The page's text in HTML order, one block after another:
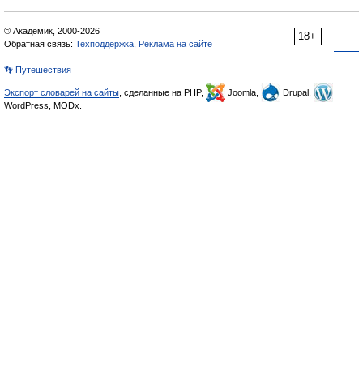
18+
© Академик, 2000-2026
Обратная связь: Техподдержка Реклама на сайте
👣 Путешествия
Экспорт словарей на сайты , сделанные на PHP, Joomla,
Drupal,
WordPress, MODx.